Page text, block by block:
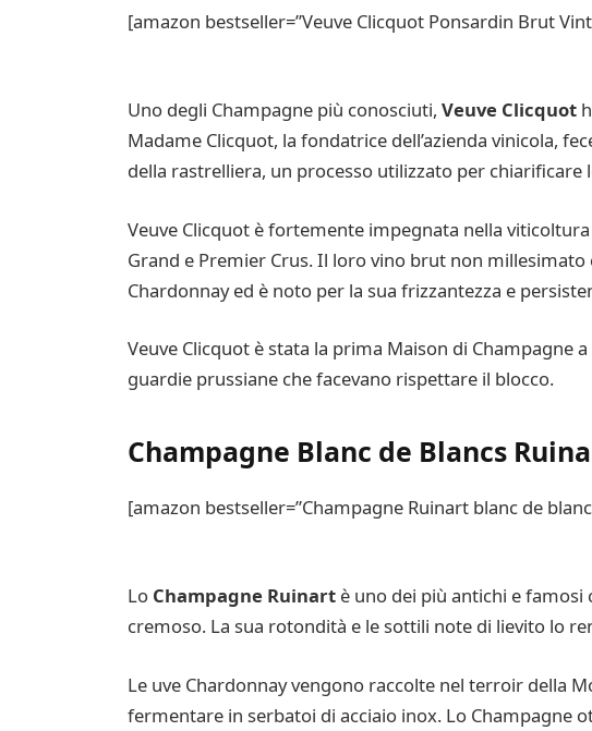
[amazon bestseller=”Veuve Clicquot Ponsardin Brut
Uno degli Champagne più conosciuti, Veuve Clicquot
Madame Clicquot, la fondatrice dell’azienda vinicola,
della rastrelliera, un processo utilizzato per chiarificare
Veuve Clicquot è fortemente impegnata nella
Grand e Premier Crus. Il loro vino brut non
Chardonnay ed è noto per la sua frizzantezza e
Veuve Clicquot è stata la prima Maison di Champagne
guardie prussiane che facevano rispettare il blocco.
Champagne Blanc de Blancs
[amazon bestseller=”Champagne Ruinart blanc de
Lo Champagne Ruinartè uno dei più antichi e famosi
cremoso. La sua rotondità e le sottili note di lievito lo
Le uve Chardonnay vengono raccolte nel terroir della
fermentare in serbatoi di acciaio inox. Lo Champagne